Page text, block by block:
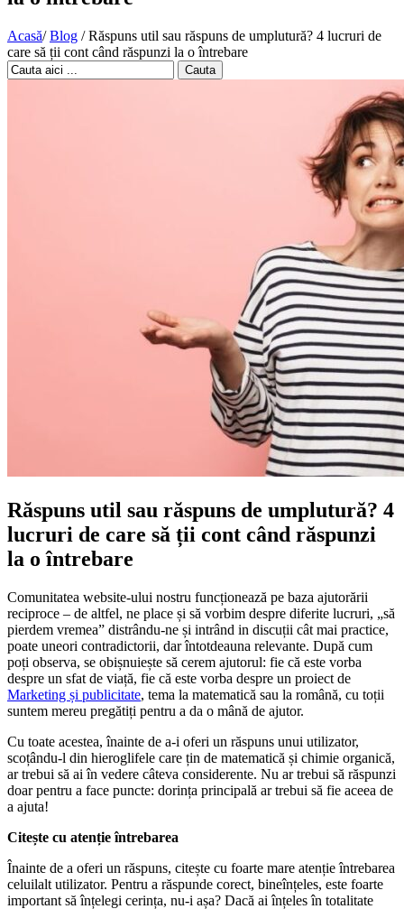
Acasă/ Blog / Răspuns util sau răspuns de umplutură? 4 lucruri de
care să ții cont când răspunzi la o întrebare
Cauta
Răspuns util sau răspuns de umplutură? 4
lucruri de care să ții cont când răspunzi
la o întrebare
Comunitatea website-ului nostru funcționează pe baza ajutorării
reciproce – de altfel, ne place și să vorbim despre diferite lucruri, „să
pierdem vremea” distrându-ne și intrând in discuții cât mai practice,
poate uneori contradictorii, dar întotdeauna relevante. După cum
poți observa, se obișnuiește să cerem ajutorul: fie că este vorba
despre un sfat de viață, fie că este vorba despre un proiect de
Marketing și publicitate, tema la matematică sau la română, cu toții
suntem mereu pregătiți pentru a da o mână de ajutor.
Cu toate acestea, înainte de a-i oferi un răspuns unui utilizator,
scoțându-l din hieroglifele care țin de matematică și chimie organică,
ar trebui să ai în vedere câteva considerente. Nu ar trebui să răspunzi
doar pentru a face puncte: dorința principală ar trebui să fie aceea de
a ajuta!
Citește cu atenție întrebarea
Înainte de a oferi un răspuns, citește cu foarte mare atenție întrebarea
celuilalt utilizator. Pentru a răspunde corect, bineînțeles, este foarte
important să înțelegi cerința, nu-i așa? Dacă ai înțeles în totalitate